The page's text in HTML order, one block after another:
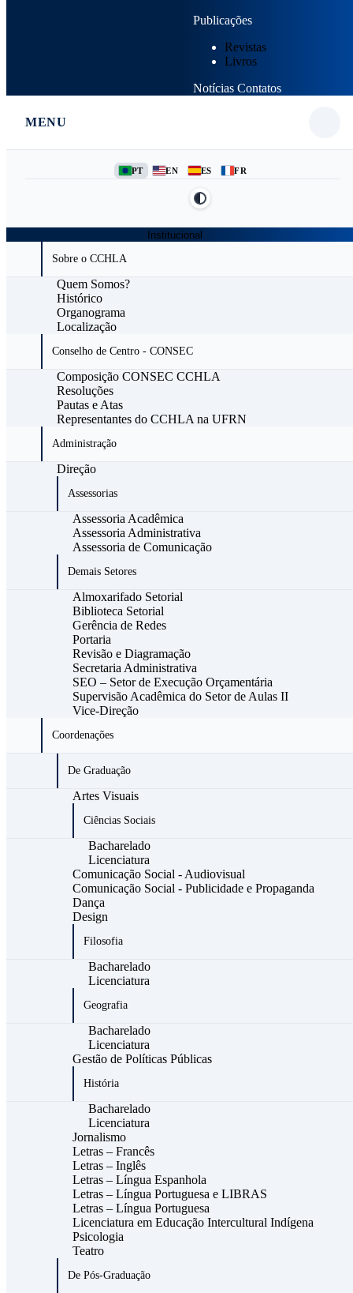
Publicações
Revistas
Livros
Notícias Contatos
MENU
PT EN ES FR
Institucional
Sobre o CCHLA
Quem Somos?
Histórico
Organograma
Localização
Conselho de Centro - CONSEC
Composição CONSEC CCHLA
Resoluções
Pautas e Atas
Representantes do CCHLA na UFRN
Administração
Direção
Assessorias
Assessoria Acadêmica
Assessoria Administrativa
Assessoria de Comunicação
Demais Setores
Almoxarifado Setorial
Biblioteca Setorial
Gerência de Redes
Portaria
Revisão e Diagramação
Secretaria Administrativa
SEO – Setor de Execução Orçamentária
Supervisão Acadêmica do Setor de Aulas II
Vice-Direção
Coordenações
De Graduação
Artes Visuais
Ciências Sociais
Bacharelado
Licenciatura
Comunicação Social - Audiovisual
Comunicação Social - Publicidade e Propaganda
Dança
Design
Filosofia
Bacharelado
Licenciatura
Geografia
Bacharelado
Licenciatura
Gestão de Políticas Públicas
História
Bacharelado
Licenciatura
Jornalismo
Letras – Francês
Letras – Inglês
Letras – Língua Espanhola
Letras – Língua Portuguesa e LIBRAS
Letras – Língua Portuguesa
Licenciatura em Educação Intercultural Indígena
Psicologia
Teatro
De Pós-Graduação